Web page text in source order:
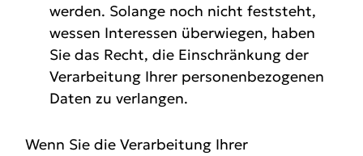
werden. Solange noch nicht feststeht,
wessen Interessen überwiegen, haben
Sie das Recht, die Einschränkung der
Verarbeitung Ihrer personenbezogenen
Daten zu verlangen.
Wenn Sie die Verarbeitung Ihrer